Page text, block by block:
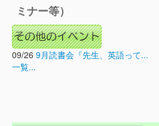
ミナー等）
09/26 9月読書会『先生、英語って...
一覧...